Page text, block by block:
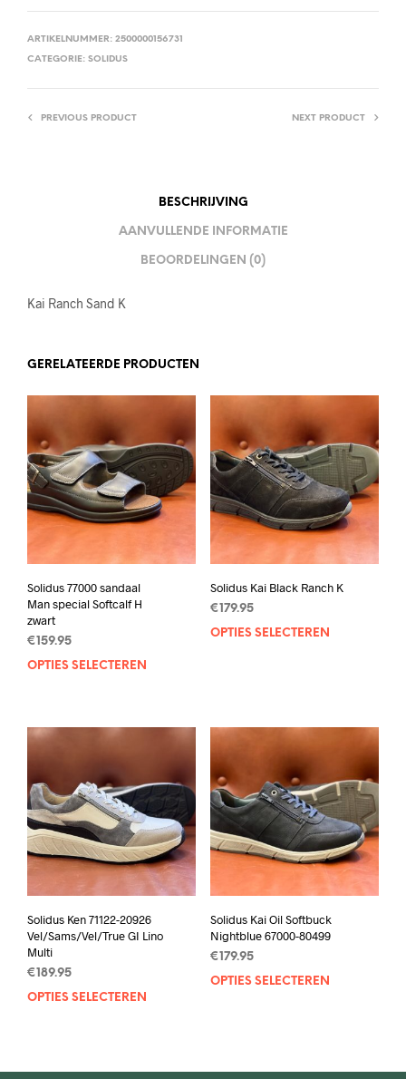
ARTIKELNUMMER: 2500000156731
CATEGORIE: SOLIDUS
PREVIOUS PRODUCT NEXT PRODUCT
BESCHRIJVING
AANVULLENDE INFORMATIE
BEOORDELINGEN (0)
Kai Ranch Sand K
GERELATEERDE PRODUCTEN
Solidus 77000 sandaal
Man special Softcalf H
zwart
€ 159.95
OPTIES SELECTEREN
meerdere
Deze
optie
kan
gekozen
worden
op
productpagina
Solidus Kai Black Ranch K
€ 179.95
OPTIES SELECTEREN
Deze
op
de
Solidus Ken 71122-20926
Vel/Sams/Vel/True GI Lino
Multi
€ 189.95
OPTIES SELECTEREN
Solidus Kai Oil Softbuck
Nightblue 67000-80499
€ 179.95
OPTIES SELECTEREN